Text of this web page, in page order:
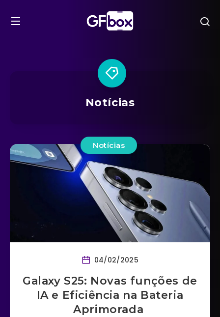
Notícias
Notícias
04/02/2025
Galaxy S25: Novas funções de
IA e Eficiência na Bateria
Aprimorada